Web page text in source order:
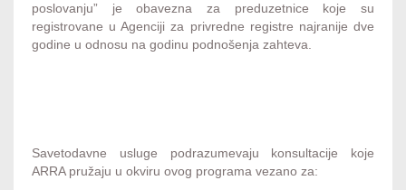
poslovanju” je obavezna za preduzetnice koje su
registrovane u Agenciji za privredne registre najranije dve
godine u odnosu na godinu podnošenja zahteva.
Savetodavne usluge podrazumevaju konsultacije koje
ARRA pružaju u okviru ovog programa vezano za: